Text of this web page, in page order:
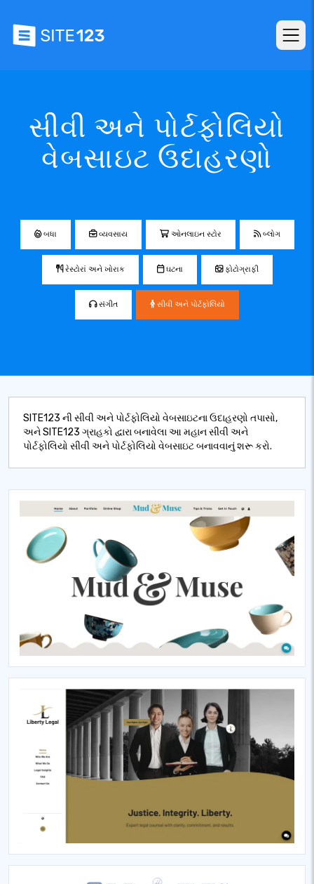
સીવી અને પોર્ટફોલિયો
વેબસાઇટ ઉદાહરણો
બધા વ્યવસાય ઓનલાઇન સ્ટોર બ્લોગ
રેસ્ટોરાં અને ખોરાક ઘટના ફોટોગ્રાફી
સંગીત સીવી અને પોર્ટફોલિયો
SITE123 ની સીવી અને પોર્ટફોલિયો વેબસાઇટના ઉદાહરણો તપાસો,
અને SITE123 ગ્રાહકો દ્વારા બનાવેલા આ મહાન સીવી અને
પોર્ટફોલિયો સીવી અને પોર્ટફોલિયો વેબસાઇટ બનાવવાનું શરૂ કરો.